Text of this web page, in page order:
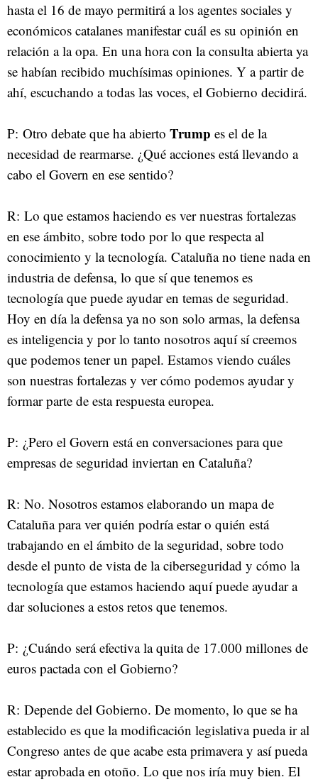
hasta el 16 de mayo permitirá a los agentes sociales y
económicos catalanes manifestar cuál es su opinión en
relación a la opa. En una hora con la consulta abierta ya
se habían recibido muchísimas opiniones. Y a partir de
ahí, escuchando a todas las voces, el Gobierno decidirá.
P: Otro debate que ha abierto Trump es el de la
necesidad de rearmarse. ¿Qué acciones está llevando a
cabo el Govern en ese sentido?
R: Lo que estamos haciendo es ver nuestras fortalezas
en ese ámbito, sobre todo por lo que respecta al
conocimiento y la tecnología. Cataluña no tiene nada en
industria de defensa, lo que sí que tenemos es
tecnología que puede ayudar en temas de seguridad.
Hoy en día la defensa ya no son solo armas, la defensa
es inteligencia y por lo tanto nosotros aquí sí creemos
que podemos tener un papel. Estamos viendo cuáles
son nuestras fortalezas y ver cómo podemos ayudar y
formar parte de esta respuesta europea.
P: ¿Pero el Govern está en conversaciones para que
empresas de seguridad inviertan en Cataluña?
R: No. Nosotros estamos elaborando un mapa de
Cataluña para ver quién podría estar o quién está
trabajando en el ámbito de la seguridad, sobre todo
desde el punto de vista de la ciberseguridad y cómo la
tecnología que estamos haciendo aquí puede ayudar a
dar soluciones a estos retos que tenemos.
P: ¿Cuándo será efectiva la quita de 17.000 millones de
euros pactada con el Gobierno?
R: Depende del Gobierno. De momento, lo que se ha
establecido es que la modificación legislativa pueda ir al
Congreso antes de que acabe esta primavera y así pueda
estar aprobada en otoño. Lo que nos iría muy bien. El